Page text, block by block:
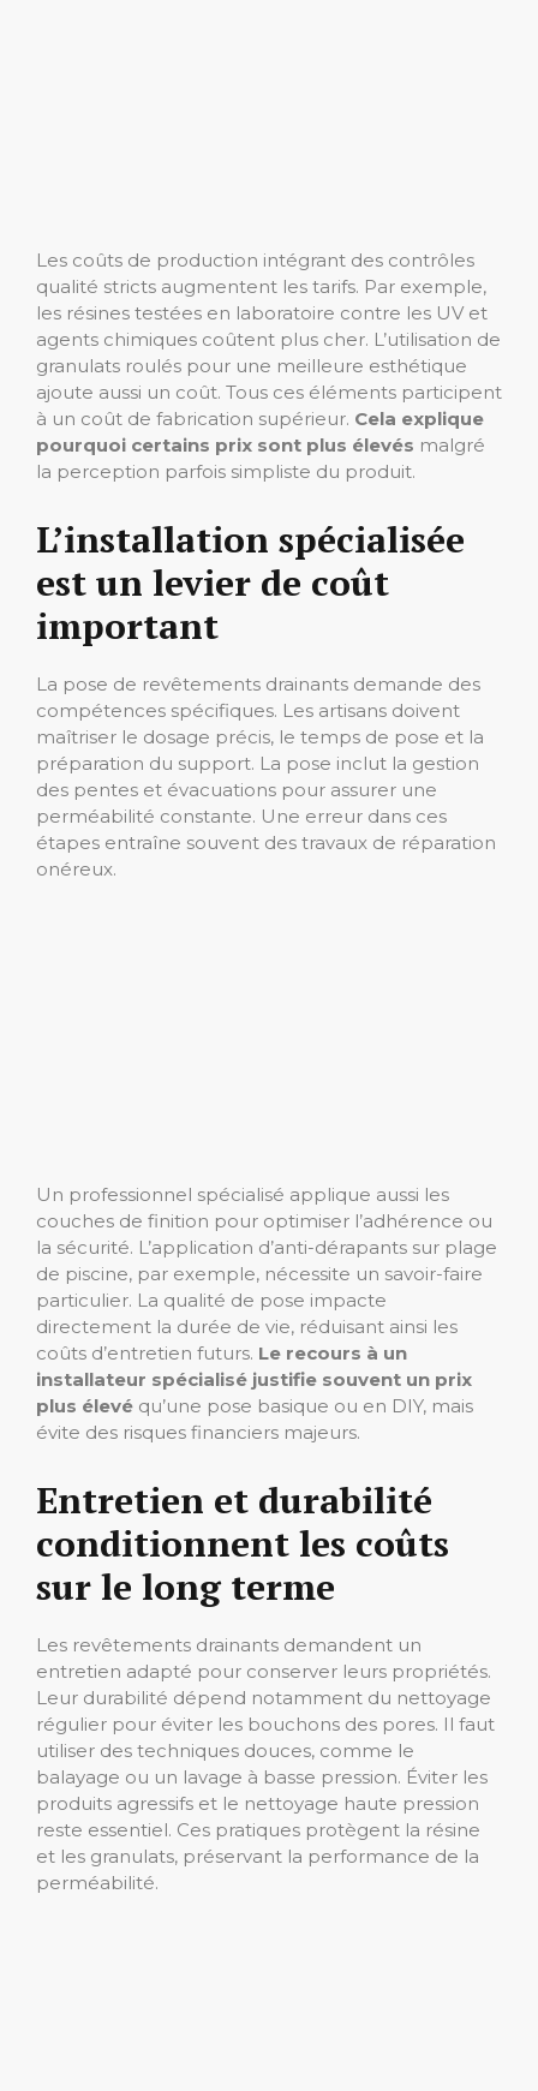
Les coûts de production intégrant des contrôles
qualité stricts augmentent les tarifs. Par exemple,
les résines testées en laboratoire contre les UV et
agents chimiques coûtent plus cher. L’utilisation de
granulats roulés pour une meilleure esthétique
ajoute aussi un coût. Tous ces éléments participent
à un coût de fabrication supérieur. Cela explique
pourquoi certains prix sont plus élevés malgré
la perception parfois simpliste du produit.
L’installation spécialisée
est un levier de coût
important
La pose de revêtements drainants demande des
compétences spécifiques. Les artisans doivent
maîtriser le dosage précis, le temps de pose et la
préparation du support. La pose inclut la gestion
des pentes et évacuations pour assurer une
perméabilité constante. Une erreur dans ces
étapes entraîne souvent des travaux de réparation
onéreux.
Un professionnel spécialisé applique aussi les
couches de finition pour optimiser l’adhérence ou
la sécurité. L’application d’anti-dérapants sur plage
de piscine, par exemple, nécessite un savoir-faire
particulier. La qualité de pose impacte
directement la durée de vie, réduisant ainsi les
coûts d’entretien futurs. Le recours à un
installateur spécialisé justifie souvent un prix
plus élevé qu’une pose basique ou en DIY, mais
évite des risques financiers majeurs.
Entretien et durabilité
conditionnent les coûts
sur le long terme
Les revêtements drainants demandent un
entretien adapté pour conserver leurs propriétés.
Leur durabilité dépend notamment du nettoyage
régulier pour éviter les bouchons des pores. Il faut
utiliser des techniques douces, comme le
balayage ou un lavage à basse pression. Éviter les
produits agressifs et le nettoyage haute pression
reste essentiel. Ces pratiques protègent la résine
et les granulats, préservant la performance de la
perméabilité.